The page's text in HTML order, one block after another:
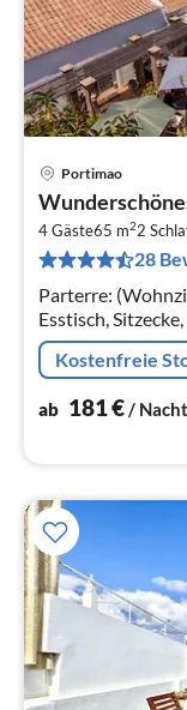
Portimao
4 Gäste65 m22
28
Parterre:
Esstisch,
Gas)Kostenfreie
ab 181€ / Nacht